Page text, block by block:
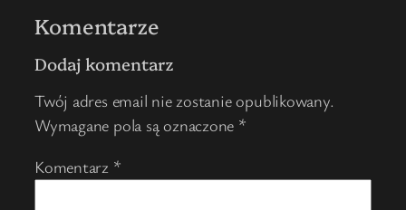
Komentarze
Dodaj komentarz
Twój adres email nie zostanie opublikowany.
Wymagane pola są oznaczone *
Komentarz *